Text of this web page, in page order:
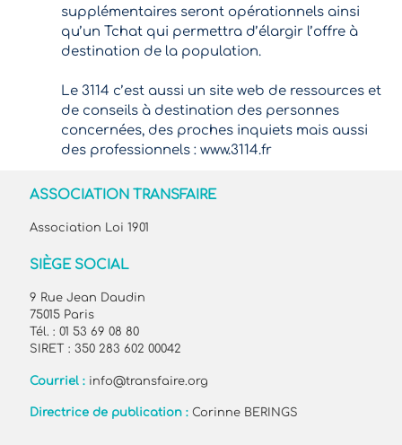
supplémentaires seront opérationnels ainsi
qu’un Tchat qui permettra d’élargir l’offre à
destination de la population.
Le 3114 c’est aussi un site web de ressources et
de conseils à destination des personnes
concernées, des proches inquiets mais aussi
des professionnels : www.3114.fr
ASSOCIATION TRANSFAIRE
Association Loi 1901
SIÈGE SOCIAL
9 Rue Jean Daudin
75015 Paris
Tél. : 01 53 69 08 80
SIRET : 350 283 602 00042
Courriel : info@transfaire.org
Directrice de publication :Corinne BERINGS